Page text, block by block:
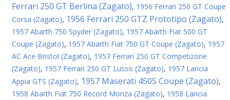
Ferrari 250 GT Berlina (Zagato), 1956 Ferrari 250 GT Coupe
Corsa (Zagato), 1956 Ferrari 250 GTZ Prototipo (Zagato),
1957 Abarth 750 Spyder (Zagato), 1957 Abarth Fiat 500 GT
Coupe (Zagato), 1957 Abarth Fiat 750 GT Coupe (Zagato), 1957
AC Ace Bristol (Zagato), 1957 Ferrari 250 GT Competizone
(Zagato), 1957 Ferrari 250 GT Lusso (Zagato), 1957 Lancia
Appia GTS (Zagato), 1957 Maserati 450S Coupe (Zagato),
1958 Abarth Fiat 750 Record Monza (Zagato), 1958 Lancia